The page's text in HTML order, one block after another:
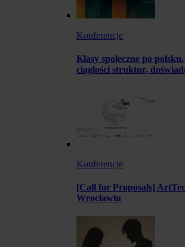
Konferencje
Klasy społeczne po
ciągłości struktur,
Konferencje
[Call for Proposals]
Wrocławiu